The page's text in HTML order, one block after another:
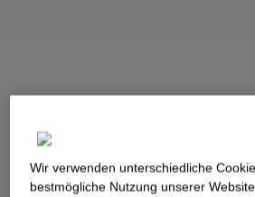
Wir verwenden unterschiedliche
best­mögliche Nutzung unserer